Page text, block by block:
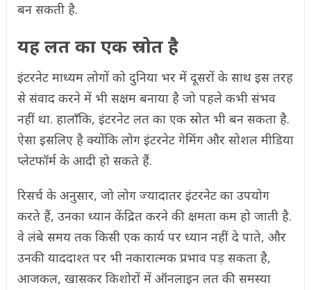
बन सकती है.
यह लत का एक स्रोत है
इंटरनेट माध्यम लोगों को दुनिया भर में दूसरों के साथ इस तरह
से संवाद करने में भी सक्षम बनाया है जो पहले कभी संभव
नहीं था. हालाँकि, इंटरनेट लत का एक स्रोत भी बन सकता है.
ऐसा इसलिए है क्योंकि लोग इंटरनेट गेमिंग और सोशल मीडिया
प्लेटफॉर्म के आदी हो सकते हैं.
रिसर्च के अनुसार, जो लोग ज्यादातर इंटरनेट का उपयोग
करते हैं, उनका ध्यान केंद्रित करने की क्षमता कम हो जाती है.
वे लंबे समय तक किसी एक कार्य पर ध्यान नहीं दे पाते, और
उनकी याददाश्त पर भी नकारात्मक प्रभाव पड़ सकता है,
आजकल, खासकर किशोरों में ऑनलाइन लत की समस्या